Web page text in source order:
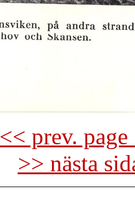
<< prev.
>> nästa